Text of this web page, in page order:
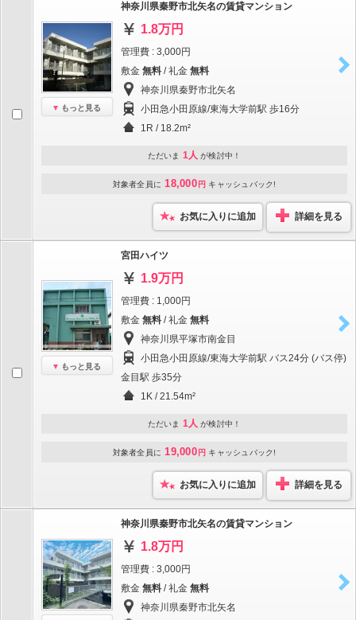
もっと見る
神奈川県秦野市北矢名の賃貸マンション
1.8万円
管理費 : 3,000円
敷金 無料 / 礼金 無料
神奈川県秦野市北矢名
小田急小田原線/東海大学前駅 歩16分
1R / 18.2m²
ただいま 1人 が検討中！
対象者全員に 18,000 円 キャッシュバック!
お気に入りに追加 詳細を見る
もっと見る
宮田ハイツ
1.9万円
管理費 : 1,000円
敷金 無料 / 礼金 無料
神奈川県平塚市南金目
小田急小田原線/東海大学前駅 バス24分 (バス停)
金目駅 歩35分
1K / 21.54m²
ただいま 1人 が検討中！
対象者全員に 19,000 円 キャッシュバック!
お気に入りに追加 詳細を見る
神奈川県秦野市北矢名の賃貸マンション
1.8万円
管理費 : 3,000円
敷金 無料 / 礼金 無料
神奈川県秦野市北矢名